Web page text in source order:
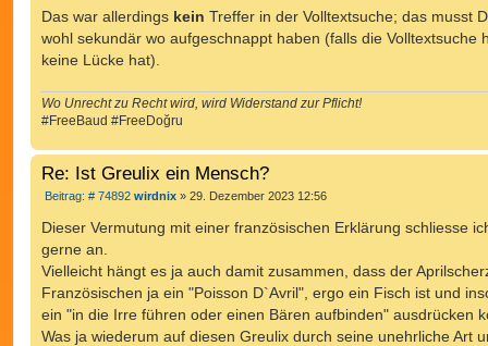
Das war allerdings kein Treffer in der Volltextsuche; das musst
wohl sekundär wo aufgeschnappt haben (falls die Volltextsuche
keine Lücke hat).
Wo Unrecht zu Recht wird, wird Widerstand zur Pflicht!
#FreeBaud #FreeDoğru
Re: Ist Greulix ein Mensch?
Beitrag: # 74892B
g
wirdnix » 29. Dezember 2023 12:56
Dieser Vermutung mit einer französischen Erklärung schliesse
gerne an.
Vielleicht hängt es ja auch damit zusammen, dass der
Französischen ja ein "Poisson D`Avril", ergo ein Fisch ist und
ein "in die Irre führen oder einen Bären aufbinden" ausdrücken
Was ja wiederum auf diesen Greulix durch seine unehrliche Art